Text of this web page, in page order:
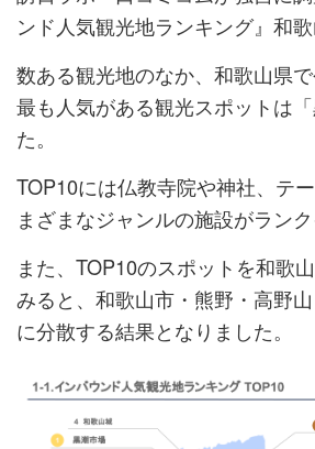
ンド人気観光地ランキング』和歌
数ある観光地のなか、和歌山県
最も人気がある観光スポットは
た。
TOP10には仏教寺院や神社、テ
まざまなジャンルの施設がランク
また、TOP10のスポットを和歌
みると、和歌山市・熊野・高野
に分散する結果となりました。